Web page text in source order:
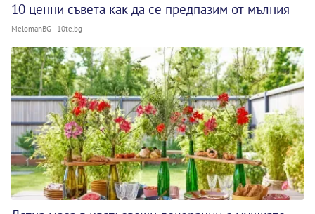
10 ценни съвета как да се предпазим от мълния
MelomanBG - 10te.bg